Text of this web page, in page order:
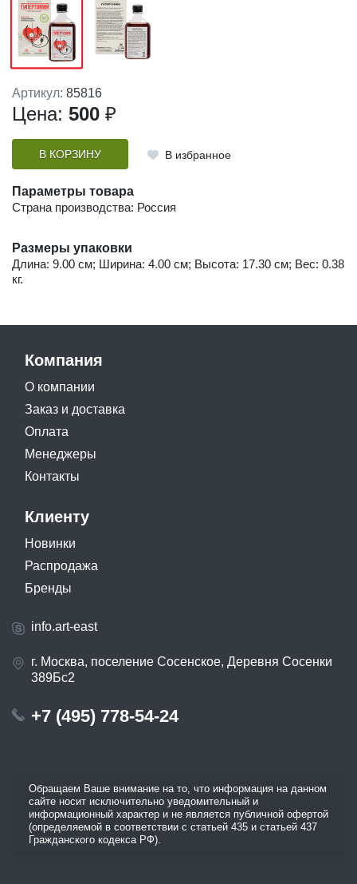
Артикул: 85816
Цена: 500 ₽
В КОРЗИНУ В избранное
Параметры товара
Страна производства: Россия
Размеры упаковки
Длина: 9.00 см; Ширина: 4.00 см; Высота: 17.30 см; Вес: 0.38
кг.
Компания
О компании
Заказ и доставка
Оплата
Менеджеры
Контакты
Клиенту
Новинки
Распродажа
Бренды
info.art-east
г. Москва, поселение Сосенское, Деревня Сосенки
389Бс2
+7 (495) 778-54-24
Обращаем Ваше внимание на то, что информация на данном
сайте носит исключительно уведомительный и
информационный характер и не является публичной офертой
(определяемой в соответствии с статьей 435 и статьей 437
Гражданского кодекса РФ).